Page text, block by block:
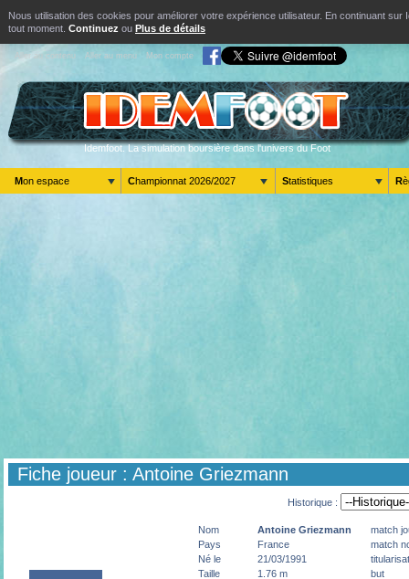
Nous utilisation des cookies pour améliorer votre expérience utilisateur. En continuant
tout moment. Continuez ou Plus de détails
Aller au contenu Aller au menu Mon compte
Idemfoot. La simulation boursière dans l'univers du Foot
Mon espace Championnat 2026/2027 Statistiques
Fiche joueur : Antoine Griezmann
Historique :
Nom Antoine Griezmann
Pays
France
Né le
21/03/1991
Taille
1.76 m
match
match
but